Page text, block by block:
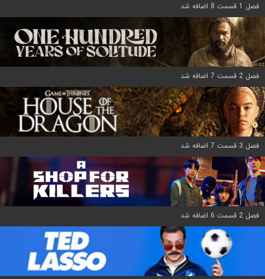
فصل 1 قسمت 8 اضافه شد
فصل 2 قسمت 7 اضافه شد
فصل 3 قسمت 7 اضافه شد
فصل 2 قسمت 6 اضافه شد